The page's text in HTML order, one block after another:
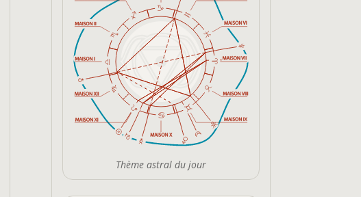
Thème astral du jour